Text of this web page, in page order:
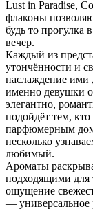
Lust in Paradise,
флаконы
будь то
вечер.
Каждый из
утончённости и
наслаждение
именно девушки
элегантно,
подойдёт тем, кто
парфюмерным
несколько
любимый.
Ароматы
подходящими для
ощущение
— универсальное